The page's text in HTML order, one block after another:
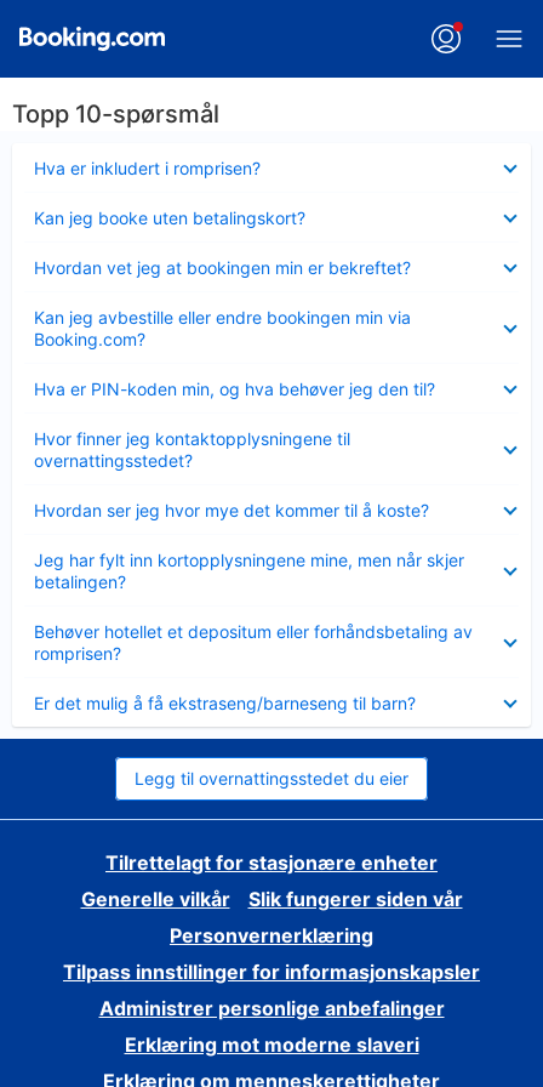
Topp 10-spørsmål
Hva er inkludert i romprisen?
mindre
Kan jeg booke uten betalingskort?
mindre
Hvordan vet jeg at bookingen min er bekreftet?
mindre
Kan jeg avbestille eller endre bookingen min via
Booking.com?
mindre
Hva er PIN-koden min, og hva behøver jeg den til?
mindre
Hvor finner jeg kontaktopplysningene til
overnattingsstedet?
mindre
Hvordan ser jeg hvor mye det kommer til å koste?
mindre
Jeg har fylt inn kortopplysningene mine, men når skjer
betalingen?
mindre
Behøver hotellet et depositum eller forhåndsbetaling av
romprisen?
mindre
Er det mulig å få ekstraseng/barneseng til barn?
mindre
Legg til overnattingsstedet du eier
Tilrettelagt for stasjonære enheter
Generelle vilkår
Slik fungerer siden vår
Personvernerklæring
Tilpass innstillinger for informasjonskapsler
Administrer personlige anbefalinger
Erklæring mot moderne slaveri
Erklæring om menneskerettigheter